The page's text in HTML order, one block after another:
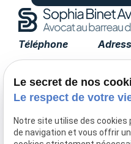
Téléphone
75007
Le secret de nos
Le respect de votre
Notre site utilise des cookies
de navigation et vous offrir